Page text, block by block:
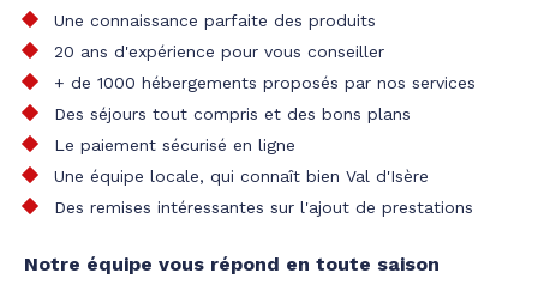
Une connaissance parfaite des produits
20 ans d'expérience pour vous conseiller
+ de 1000 hébergements proposés par nos services
Des séjours tout compris et des bons plans
Le paiement sécurisé en ligne
Une équipe locale, qui connaît bien Val d'Isère
Des remises intéressantes sur l'ajout de prestations
Notre équipe vous répond en toute saison